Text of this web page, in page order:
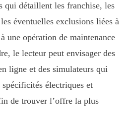
qui détaillent les franchise, les
éventuelles exclusions liées à
une opération de maintenance
le lecteur peut envisager des
ligne et des simulateurs qui
électriques et
de trouver l’offre la plus